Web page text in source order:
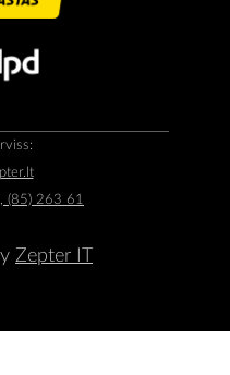
(85) 263 61
Zepter IT